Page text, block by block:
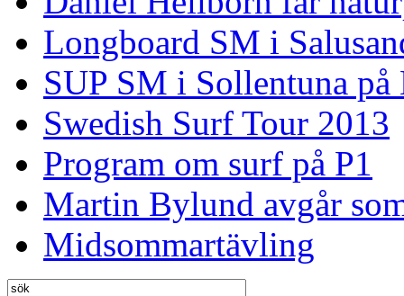
Longboard SM i
SUP SM i Sollentuna på
Swedish Surf Tour 2013
Program om surf på P1
Martin Bylund avgår
Midsommartävling